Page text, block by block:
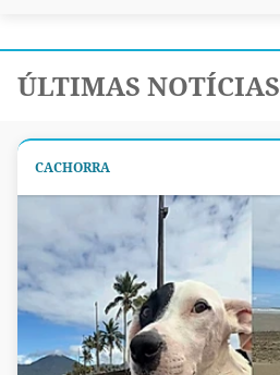
ÚLTIMAS NOTÍCIAS
CACHORRA